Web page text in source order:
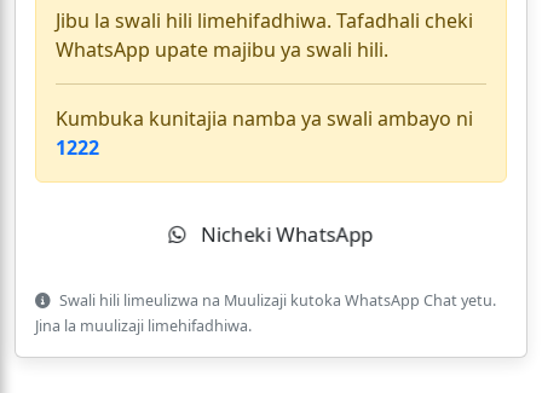
Jibu la swali hili limehifadhiwa. Tafadhali cheki
WhatsApp upate majibu ya swali hili.
Kumbuka kunitajia namba ya swali ambayo ni
1222
Nicheki WhatsApp
Swali hili limeulizwa na Muulizaji kutoka WhatsApp Chat yetu.
Jina la muulizaji limehifadhiwa.